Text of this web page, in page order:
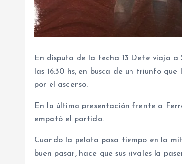
En disputa de la fecha 13 Defe viaja
las 16:30 hs, en busca de un triunfo
por el ascenso.
En la última presentación frente a
empató el partido.
Cuando la pelota pasa tiempo en la
buen pasar, hace que sus rivales la